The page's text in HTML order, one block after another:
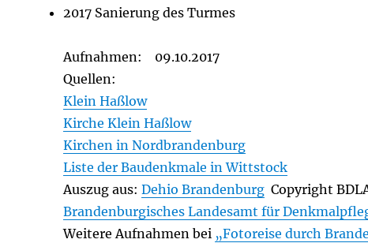
2017 Sanierung des Turmes
Aufnahmen: 09.10.2017
Quellen:
Klein Haßlow
Kirche Klein Haßlow
Kirchen in Nordbrandenburg
Liste der Baudenkmale in Wittstock
Auszug aus:Dehio Brandenburg Copyright
Brandenburgisches Landesamt für
Weitere Aufnahmen bei „Fotoreise durch